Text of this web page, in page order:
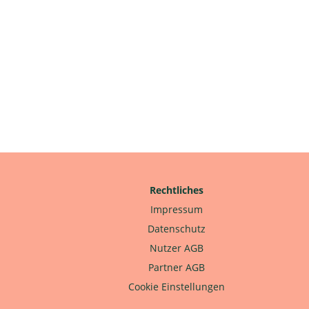
Rechtliches
Impressum
Datenschutz
Nutzer AGB
Partner AGB
Cookie Einstellungen